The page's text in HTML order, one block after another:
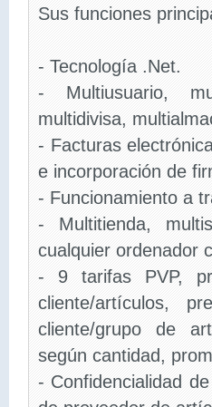
Sus funciones
- Tecnología .Net.
- Multiusuario,
multidivisa,
- Facturas
e incorporación de
- Funcionamiento a
- Multitienda,
cualquier ordenador
- 9 tarifas PVP,
cliente/artículos,
cliente/grupo de
según cantidad,
- Confidencialidad